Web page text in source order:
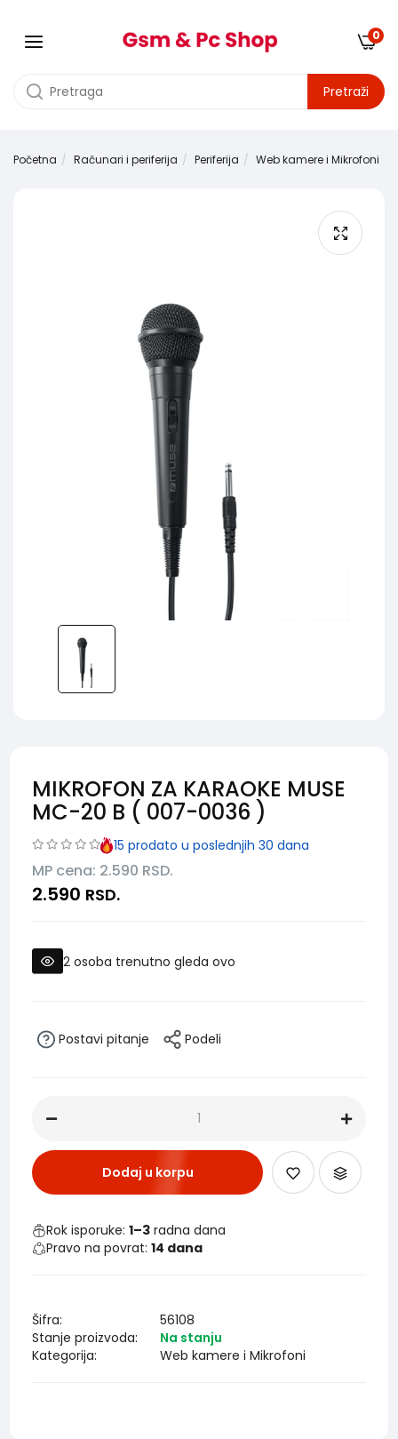
Pretraži
0
Početna Računari i periferija Periferija Web kamere i Mikrofoni
MIKROFON ZA KARAOKE MUSE
MC-20 B ( 007-0036 )
15 prodato u poslednjih 30 dana
MP cena: 2.590 RSD.
2.590 RSD.
2 osoba trenutno gleda ovo
Postavi pitanje Podeli
Dodaj u korpu
Rok isporuke:1–3 radna dana
Pravo na povrat:14 dana
Šifra:
56108
Stanje proizvoda:
Na stanju
Kategorija:
Web kamere i Mikrofoni